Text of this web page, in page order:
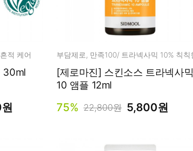
적 케어
레티놀 흔적 리페어 앰플 30ml
[제로마진] 스킨소스 트라넥사믹
10 앰플 12ml
75% 22,800원 5,800원